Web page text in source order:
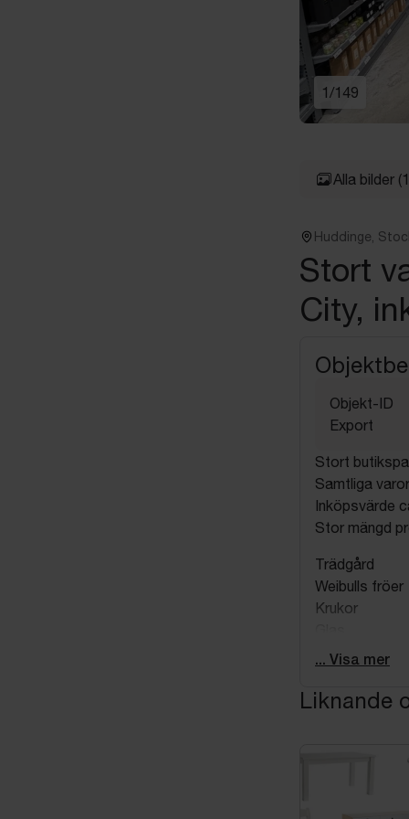
1 /149
Alla bilder
Huddinge,
Stort
City,
Objekt-ID
Export
Stort
Samtliga
Inköpsvärde
Stor mängd
Trädgård
Weibulls fröer
Krukor
Porslin
Servetter
... Visa mer
Liknande